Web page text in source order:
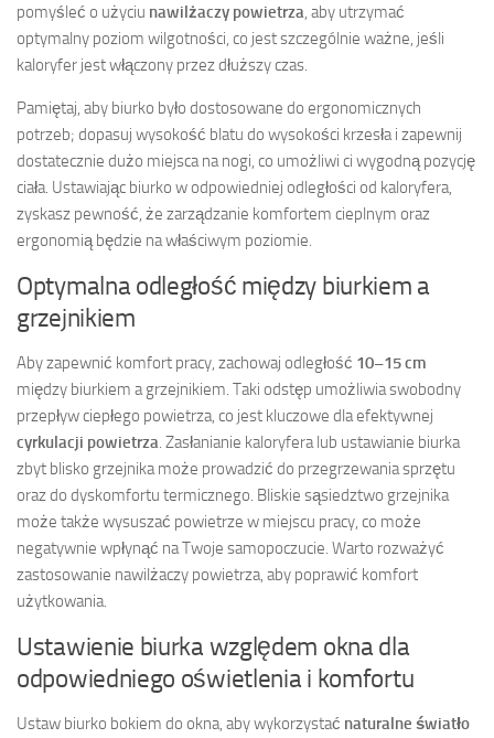
pomyśleć o użyciu nawilżaczy powietrza , aby utrzymać
optymalny poziom wilgotności, co jest szczególnie ważne, jeśli
kaloryfer jest włączony przez dłuższy czas.
Pamiętaj, aby biurko było dostosowane do ergonomicznych
potrzeb; dopasuj wysokość blatu do wysokości krzesła i zapewnij
dostatecznie dużo miejsca na nogi, co umożliwi ci wygodną pozycję
ciała. Ustawiając biurko w odpowiedniej odległości od kaloryfera,
zyskasz pewność, że zarządzanie komfortem cieplnym oraz
ergonomią będzie na właściwym poziomie.
Optymalna odległość między biurkiem a
grzejnikiem
Aby zapewnić komfort pracy, zachowaj odległość 10–15 cm
między biurkiem a grzejnikiem. Taki odstęp umożliwia swobodny
przepływ ciepłego powietrza, co jest kluczowe dla efektywnej
cyrkulacji powietrza . Zasłanianie kaloryfera lub ustawianie biurka
zbyt blisko grzejnika może prowadzić do przegrzewania sprzętu
oraz do dyskomfortu termicznego. Bliskie sąsiedztwo grzejnika
może także wysuszać powietrze w miejscu pracy, co może
negatywnie wpłynąć na Twoje samopoczucie. Warto rozważyć
zastosowanie nawilżaczy powietrza, aby poprawić komfort
użytkowania.
Ustawienie biurka względem okna dla
odpowiedniego oświetlenia i komfortu
Ustaw biurko bokiem do okna, aby wykorzystać naturalne światło